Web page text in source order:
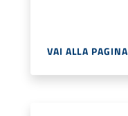
VAI ALLA PAGINA